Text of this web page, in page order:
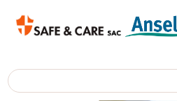
Search